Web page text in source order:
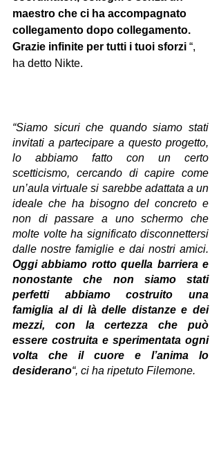
maestro che ci ha accompagnato
collegamento dopo collegamento.
Grazie infinite per tutti i tuoi sforzi “,
ha detto Nikte.
“Siamo sicuri che quando siamo stati
invitati a partecipare a questo progetto,
lo abbiamo fatto con un certo
scetticismo, cercando di capire come
un’aula virtuale si sarebbe adattata a un
ideale che ha bisogno del concreto e
non di passare a uno schermo che
molte volte ha significato disconnettersi
Oggi abbiamo rotto quella barriera e
nonostante che non siamo stati
perfetti abbiamo costruito una
famiglia al di là delle distanze e dei
mezzi, con la certezza che può
essere costruita e sperimentata ogni
volta che il cuore e l’anima lo
desiderano“, ci ha ripetuto Filemone.